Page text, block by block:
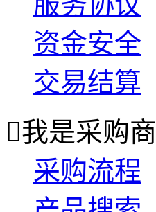
资金安全
交易结算
我是采购商
采购流程